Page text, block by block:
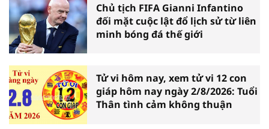
Chủ tịch FIFA Gianni Infantino
đối mặt cuộc lật đổ lịch sử từ liên
minh bóng đá thế giới
Tử vi hôm nay, xem tử vi 12 con
giáp hôm nay ngày 2/8/2026: Tuổi
Thân tình cảm không thuận